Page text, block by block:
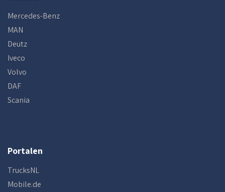
Mercedes-Benz
MAN
Deutz
Iveco
Volvo
DAF
Scania
Portalen
TrucksNL
Mobile.de